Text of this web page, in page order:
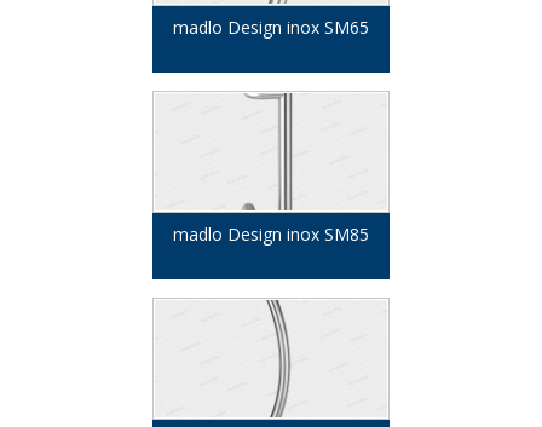
madlo Design inox SM65
madlo Design inox SM85